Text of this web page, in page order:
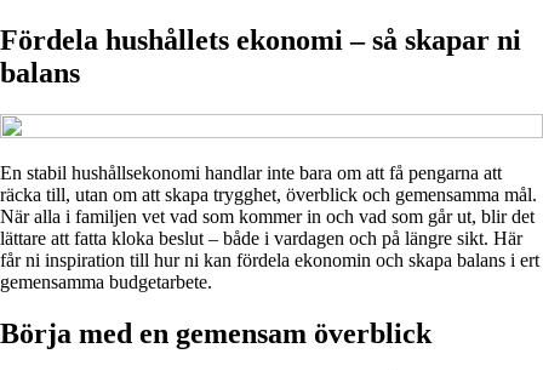
Fördela hushållets ekonomi – så skapar ni
balans
En stabil hushållsekonomi handlar inte bara om att få pengarna att
räcka till, utan om att skapa trygghet, överblick och gemensamma mål.
När alla i familjen vet vad som kommer in och vad som går ut, blir det
lättare att fatta kloka beslut – både i vardagen och på längre sikt. Här
får ni inspiration till hur ni kan fördela ekonomin och skapa balans i ert
gemensamma budgetarbete.
Börja med en gemensam överblick